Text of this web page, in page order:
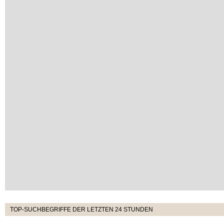
TOP-SUCHBEGRIFFE DER LETZTEN 24 STUNDEN